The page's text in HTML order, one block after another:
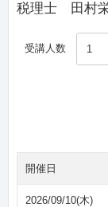
税理士 田村
受講人数
開催日
2026/09/10(木)